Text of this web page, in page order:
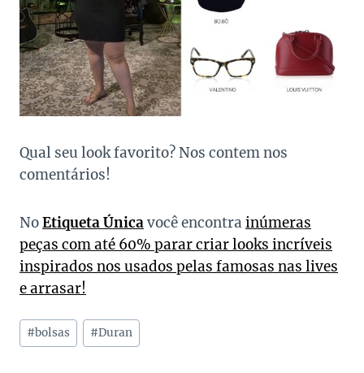
Qual seu look favorito? Nos contem nos
comentários!
NoEtiqueta Únicavocê encontra inúmeras
peças com até 60% parar criar looks incríveis
inspirados nos usados pelas famosas nas lives
e arrasar!
Tags
do
#bolsas #Duran